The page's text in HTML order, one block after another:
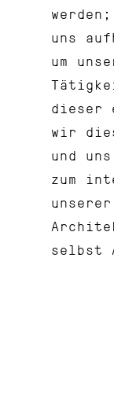
uns
um
dieser
wir
und
zum
selbst